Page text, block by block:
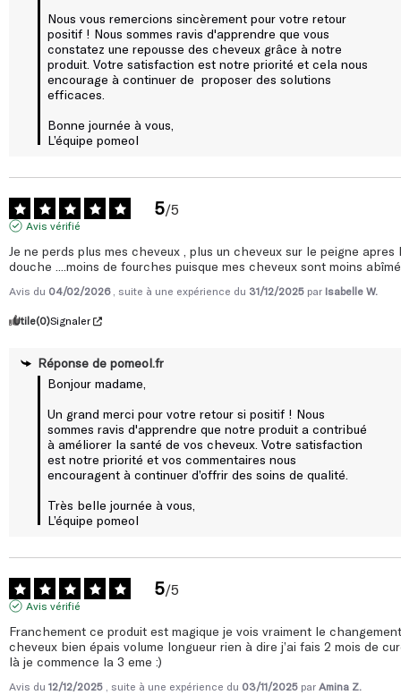
Nous vous remercions sincèrement pour votre retour
positif ! Nous sommes ravis d'apprendre que vous
constatez une repousse des cheveux grâce à notre
produit. Votre satisfaction est notre priorité et cela nous
encourage à continuer de  proposer des solutions
efficaces.
Bonne journée à vous,
L’équipe pomeol
5/5
Avis vérifié
Je ne perds plus mes cheveux , plus un cheveux sur le peigne apres
douche ....moins de fourches puisque mes cheveux sont moins
Avis du 04/02/2026 , suite à une expérience du 31/12/2025 par Isabelle W.
Utile(0)Signaler
Réponse de pomeol.fr
Bonjour madame,
Un grand merci pour votre retour si positif ! Nous
sommes ravis d'apprendre que notre produit a contribué
à améliorer la santé de vos cheveux. Votre satisfaction
est notre priorité et vos commentaires nous
encouragent à continuer d’offrir des soins de qualité.
Très belle journée à vous,
L’équipe pomeol
5/5
Avis vérifié
Franchement ce produit est magique je vois vraiment le changement
cheveux bien épais volume longueur rien à dire j’ai fais 2 mois de
là je commence la 3 eme :)
Avis du 12/12/2025 , suite à une expérience du 03/11/2025 par Amina Z.